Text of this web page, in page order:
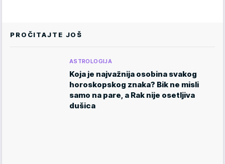
PROČITAJTE JOŠ
ASTROLOGIJA
Koja je najvažnija osobina svakog
horoskopskog znaka? Bik ne misli
samo na pare, a Rak nije osetljiva
dušica